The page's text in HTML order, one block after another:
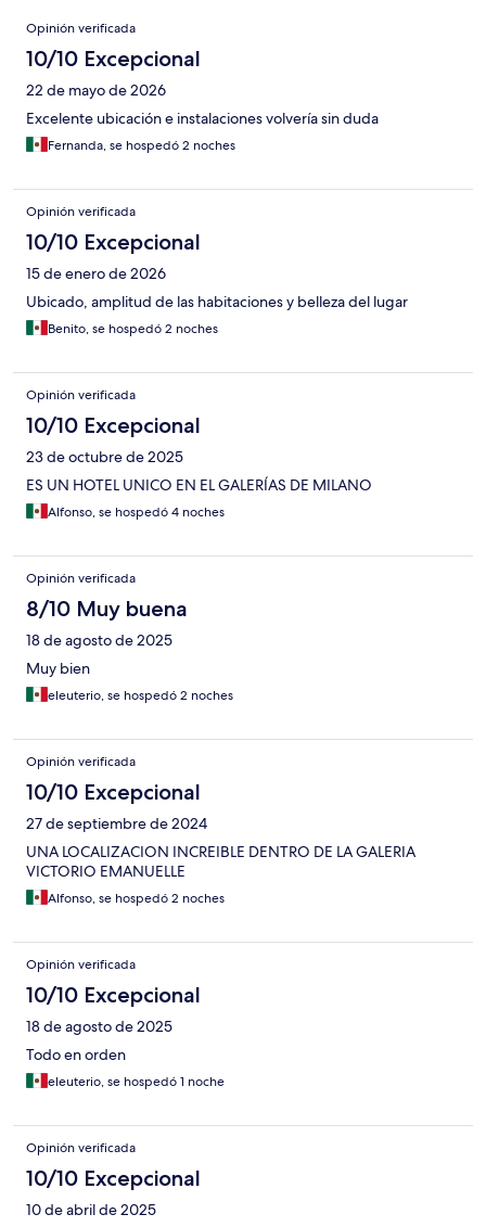
Opiniones
Opinión verificada
10/10 Excepcional
22 de mayo de 2026
Excelente ubicación e instalaciones volvería sin duda
Fernanda, se hospedó 2 noches
Opinión verificada
10/10 Excepcional
15 de enero de 2026
Ubicado, amplitud de las habitaciones y belleza del lugar
Benito, se hospedó 2 noches
Opinión verificada
10/10 Excepcional
23 de octubre de 2025
ES UN HOTEL UNICO EN EL GALERÍAS DE MILANO
Alfonso, se hospedó 4 noches
Opinión verificada
8/10 Muy buena
18 de agosto de 2025
Muy bien
eleuterio, se hospedó 2 noches
Opinión verificada
10/10 Excepcional
27 de septiembre de 2024
UNA LOCALIZACION INCREIBLE DENTRO DE LA GALERIA
VICTORIO EMANUELLE
Alfonso, se hospedó 2 noches
Opinión verificada
10/10 Excepcional
18 de agosto de 2025
Todo en orden
eleuterio, se hospedó 1 noche
Opinión verificada
10/10 Excepcional
10 de abril de 2025